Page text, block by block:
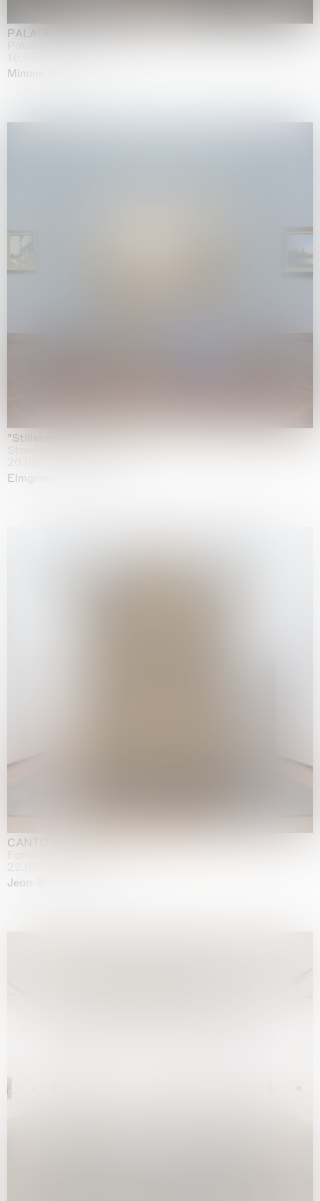
PALADINO
Palazzo Citterio, Milan
Mimmo Paladino
"Stilleben mit Gemüse”
Elmgreen & Dragset
CANTO INFINITO
Jean-Marie Appriou